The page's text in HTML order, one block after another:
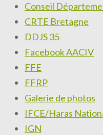
Conseil
CRTE Bretagne
DDJS 35
Facebook AACIV
FFE
FFRP
Galerie de photos
IFCE/Haras
IGN